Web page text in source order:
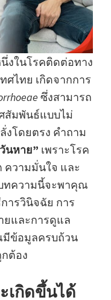
นึ่งในโรคติดต่อทาง
ศไทย เกิดจากการ
ซึ่งสามารถ
สัมพันธ์แบบไม่
งโดยตรง คำถาม
นหาย” เพราะโรค
วามมั่นใจ และ
ทความนี้จะพาคุณ
ารวินิจฉัย การ
ยและการดูแล
มีข้อมูลครบถ้วน
ต้อง
เกิดขึ้นได้